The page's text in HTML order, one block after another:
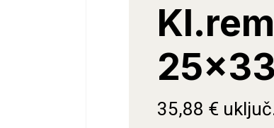
35,88 €